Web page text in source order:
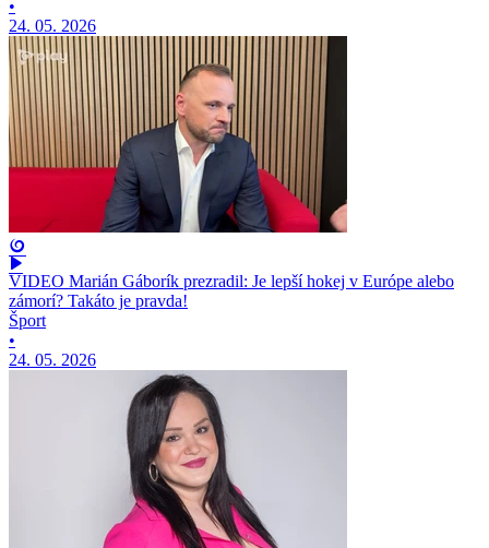
•
24. 05. 2026
VIDEO Marián Gáborík prezradil: Je lepší hokej v Európe alebo
zámorí? Takáto je pravda!
Šport
•
24. 05. 2026